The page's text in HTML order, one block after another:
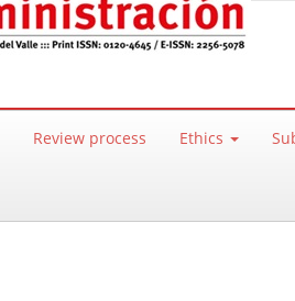
Review process Ethics